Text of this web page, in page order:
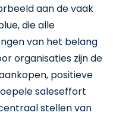
aan de vaak
die alle
van het belang
organisaties zijn de
positieve
saleseffort
stellen van